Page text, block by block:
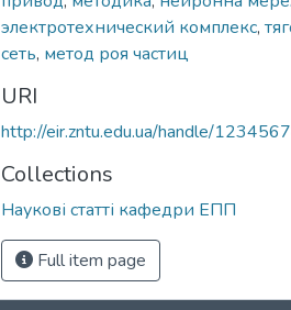
электротехнический комплекс,
сеть, метод роя частиц
URI
http://eir.zntu.edu.ua/handle/
Collections
Наукові статті кафедри ЕПП
Full item page